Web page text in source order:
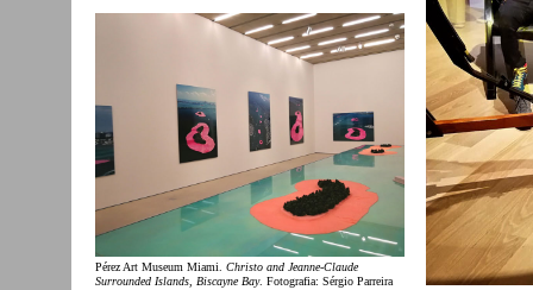
Pérez Art Museum Miami. Christo and Jeanne-Claude
Surrounded Islands, Biscayne Bay. Fotografia: Sérgio Parreira